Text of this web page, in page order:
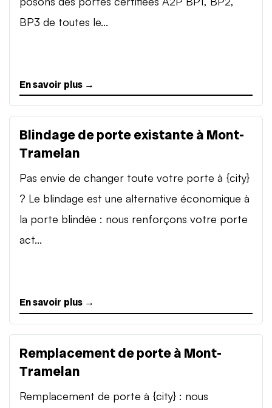
BP3 de toutes le...
En savoir plus →
Blindage de porte existante à Mont-
Tramelan
Pas envie de changer toute votre porte à {city}
? Le blindage est une alternative économique à
la porte blindée : nous renforçons votre porte
act...
En savoir plus →
Remplacement de porte à Mont-
Tramelan
Remplacement de porte à {city} : nous